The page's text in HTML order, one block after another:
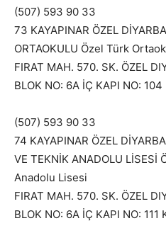
(507) 593 90 33
73 KAYAPINAR ÖZEL
ORTAOKULU Özel Türk
FIRAT MAH. 570. SK. ÖZEL
BLOK NO: 6A İÇ KAPI NO:
(507) 593 90 33
74 KAYAPINAR ÖZEL
VE TEKNİK ANADOLU
Anadolu Lisesi
FIRAT MAH. 570. SK. ÖZEL
BLOK NO: 6A İÇ KAPI NO: 111